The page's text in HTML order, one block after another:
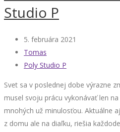
Studio P
5. februára 2021
Tomas
Poly Studio P
Svet sa v poslednej dobe výrazne
musel svoju prácu vykonávať len
mnohých už minulosťou. Aktuálne
z domu ale na diaľku, riešia